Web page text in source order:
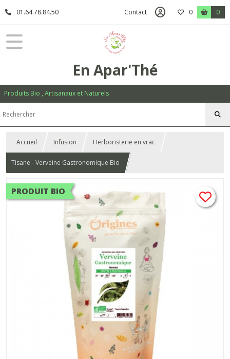
01.64.78.84.50 Contact 0 0
En Apar'Thé
Produits Bio , Artisanaux et Naturels
Accueil Infusion Herboristerie en vrac
Tisane - Verveine Gastronomique Bio
PRODUIT BIO